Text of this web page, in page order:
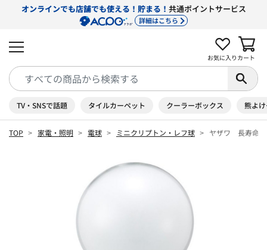
オンラインでも店舗でも使える！貯まる！ 共通ポイントサービス
詳細はこちら
お気に入り カート
TV・SNSで話題 タイルカーペット クーラーボックス 熊よ
TOP 家電・照明 電球 ミニクリプトン・レフ球 ヤザワ 長寿命